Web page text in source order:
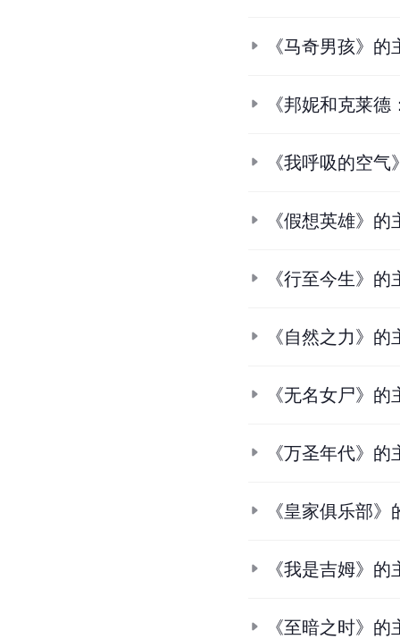
《马奇男孩》的
《邦妮和克莱
《我呼吸的空
《假想英雄》的
《行至今生》的
《自然之力》的
《无名女尸》的
《万圣年代》的
《皇家俱乐部
《我是吉姆》的
《至暗之时》的